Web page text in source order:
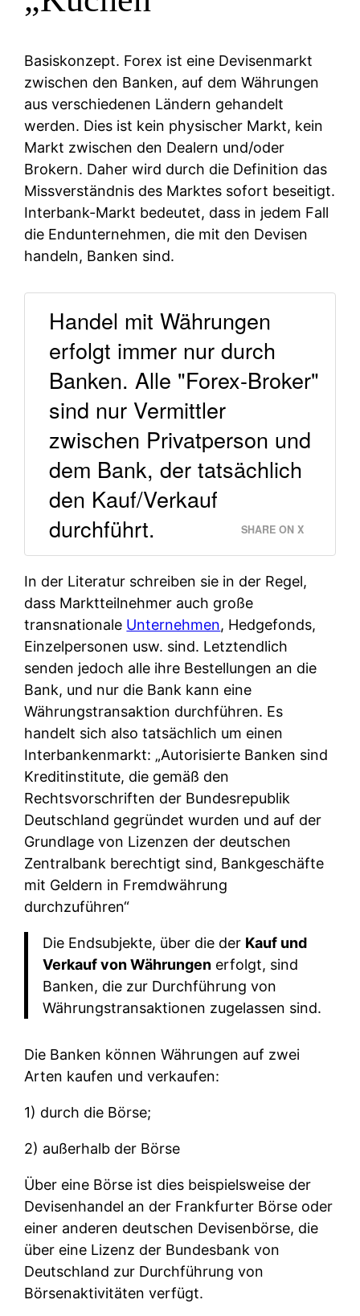
Basiskonzept. Forex ist eine Devisenmarkt
zwischen den Banken, auf dem Währungen
aus verschiedenen Ländern gehandelt
werden. Dies ist kein physischer Markt, kein
Markt zwischen den Dealern und/oder
Brokern. Daher wird durch die Definition das
Missverständnis des Marktes sofort beseitigt.
Interbank-Markt bedeutet, dass in jedem Fall
die Endunternehmen, die mit den Devisen
handeln, Banken sind.
Handel mit Währungen
erfolgt immer nur durch
Banken. Alle "Forex-Broker"
sind nur Vermittler
zwischen Privatperson und
dem Bank, der tatsächlich
den Kauf/Verkauf
durchführt.
SHARE ON X
In der Literatur schreiben sie in der Regel,
dass Marktteilnehmer auch große
transnationale Unternehmen, Hedgefonds,
Einzelpersonen usw. sind. Letztendlich
senden jedoch alle ihre Bestellungen an die
Bank, und nur die Bank kann eine
Währungstransaktion durchführen. Es
handelt sich also tatsächlich um einen
Interbankenmarkt: „Autorisierte Banken sind
Kreditinstitute, die gemäß den
Rechtsvorschriften der Bundesrepublik
Deutschland gegründet wurden und auf der
Grundlage von Lizenzen der deutschen
Zentralbank berechtigt sind, Bankgeschäfte
mit Geldern in Fremdwährung
durchzuführen“
Die Endsubjekte, über die der Kauf und
Verkauf von Währungenerfolgt, sind
Banken, die zur Durchführung von
Währungstransaktionen zugelassen sind.
Die Banken können Währungen auf zwei
Arten kaufen und verkaufen:
1) durch die Börse;
2) außerhalb der Börse
Über eine Börse ist dies beispielsweise der
Devisenhandel an der Frankfurter Börse oder
einer anderen deutschen Devisenbörse, die
über eine Lizenz der Bundesbank von
Deutschland zur Durchführung von
Börsenaktivitäten verfügt.